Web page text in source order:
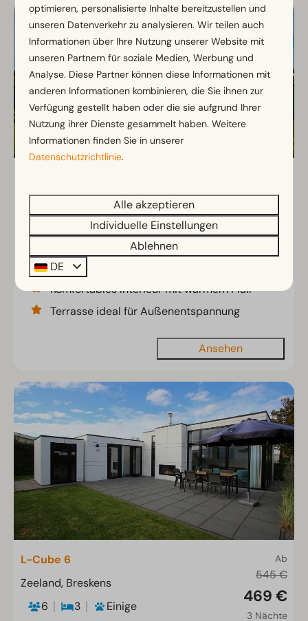
419 €
362 €
3 Nächte
Einige
Stilvolles Ferienhaus mit modernem
Wohnbereich
Komfortables Interieur mit warmem Flair
Terrasse ideal für Außenentspannung
Ansehen
Ab
545 €
469 €
3 Nächte
L-Cube 6
Zeeland, Breskens
6
3
Einige
optimieren, personalisierte Inhalte bereitzustellen und
unseren Datenverkehr zu analysieren. Wir teilen auch
Informationen über Ihre Nutzung unserer Website mit
unseren Partnern für soziale Medien, Werbung und
Analyse. Diese Partner können diese Informationen mit
anderen Informationen kombinieren, die Sie ihnen zur
Verfügung gestellt haben oder die sie aufgrund Ihrer
Nutzung ihrer Dienste gesammelt haben. Weitere
Informationen finden Sie in unserer
Datenschutzrichtlinie.
Alle akzeptieren
Individuelle Einstellungen
Ablehnen
DE